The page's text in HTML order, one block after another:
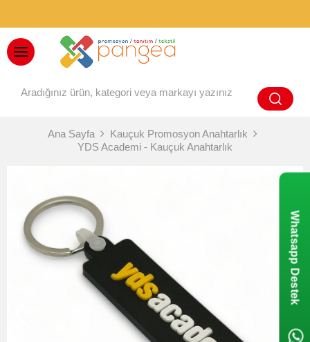
Ana Sayfa
Kauçuk Promosyon Anahtarlık
YDS Academi - Kauçuk Anahtarlık
Whatsapp Destek